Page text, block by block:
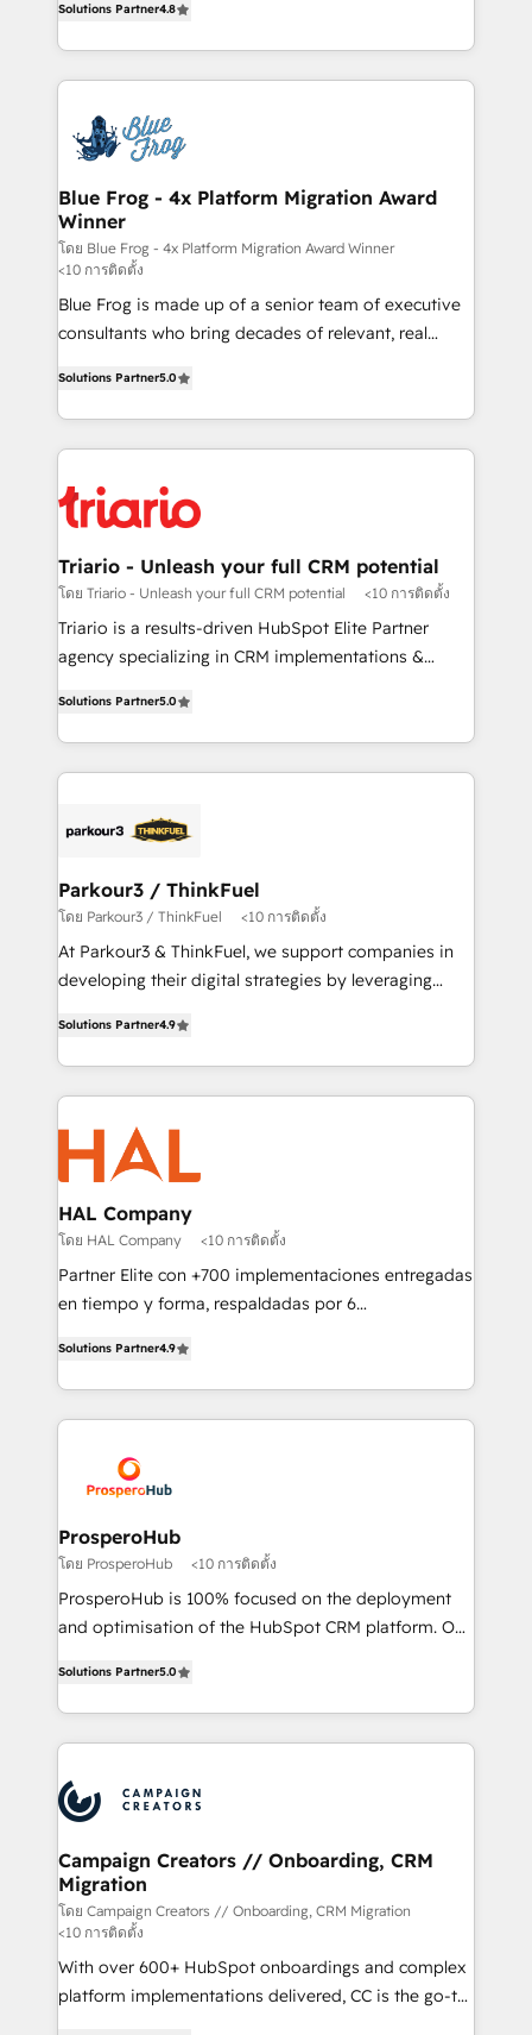
CRM, Solutions Architecture, Onboarding , Data
Migration, Custom Integration & Platform
team of 25+ experts Contact us today to help you
get more from your investment in HubSpot.
maximizing EBITDA and achieving Commercial
Excellence. With our targeted processes, we
strengthen your digital transformation and minimize
Implementation partner, we provide expertise to
drive your business forward. Since 2015 we are fully
dedicated to HubSpot and with an experienced
team (50+), we work with reputable companies in
B2B sectors such as manufacturing, SaaS and
business services. We prepare a customized
business case that demonstrates the value and
impact of your digital transformation, including a
believe in the power of partnership. Together, we
embark on a transformational journey that sets your
business. If not now, when?
Solutions Partner4.8
Blue Frog - 4x Platform Migration Award
Winner
โดย Blue Frog - 4x Platform Migration Award Winner
<10 การติดตั้ง
Blue Frog is made up of a senior team of executive
consultants who bring decades of relevant, real
Frog is a top, trusted partner in HubSpot's
ecosystem for a reason. Their team brings over a
decade of experience to the table, along with deep
for driving growth. They are committed to helping
our customers grow and finding solutions that fit
their unique business needs. We are thrilled to have
Blue Frog in the HubSpot ecosystem leading the
way for customers!" - Yamini Rangan, CEO of
of experience and quality of skilled staff has earned
them a trusted reputation within the HubSpot
Program, HubSpot.
Solutions Partner5.0
Triario - Unleash your full CRM potential
โดย Triario - Unleash your full CRM potential <10 การติดตั้ง
Triario is a results-driven HubSpot Elite Partner
agency specializing in CRM implementations &
Integrations, Custom AI agents and AI-ready Website
Design With over 15 years of experience, we help
companies bridge the gap between marketing, sales,
data hygiene, and tailored HubSpot solutions. Our
a global consultancy with the care and agility of a
boutique firm. At Triario, we’re big enough to deliver
but small enough to listen. Our Services: HubSpot
implementations & data migration Custom AI agents
Website design Let’s turn your CRM into your growth
engine!
Solutions Partner5.0
Parkour3 / ThinkFuel
โดย Parkour3 / ThinkFuel <10 การติดตั้ง
At Parkour3 & ThinkFuel, we support companies in
developing their digital strategies by leveraging
sales processes to generate growth. Our offer spans
from Strategy to Operations. We specialize in CRM
onboarding and implementation, web design, sales
& marketing automation, and digital marketing. With
extensive experience working with tech companies
and manufacturers since 2002, we are committed to
empowering our clients and developing their
autonomy. Get to grips with HubSpot through
guided implementation and seamless integration of
the CRM platform into your digital ecosystem. Would
marketing strategy? We'll provide support tailored
to your needs and sales objectives. With 125+
Accreditations. Based in Canada (coast to coast), our
services are offered in both English & French.
Solutions Partner4.9
HAL Company
โดย HAL Company <10 การติดตั้ง
Partner Elite con +700 implementaciones entregadas
en tiempo y forma, respaldadas por 6
Certified Trainers avalados por HubSpot Academy.
Acompañamos a las empresas en cada etapa de su
crecimiento integrando estrategia, tecnología y
reales. Nos caracterizamos por combinar excelencia
técnica con una mirada estratégica a largo plazo.
Solutions Partner4.9
ProsperoHub
โดย ProsperoHub <10 การติดตั้ง
ProsperoHub is 100% focused on the deployment
and optimisation of the HubSpot CRM platform. Our
ensure that you achieve maximum adoption and
ROI from your HubSpot investment. Use our
extensive HubSpot, sales, marketing, service and
HubSpot journey, design and implement your
processes and skilfully bring your revenue
infrastructure to life. Our collaborative approach
keeps you in control whilst we plan and support the
route to your revenue goals. We have successfully
supported over 500 organisations with HubSpot
implementation, optimisation, training, and
adoption assurance. Our tried and tested Roadmap
Solutions Partner5.0
Campaign Creators // Onboarding, CRM
Migration
โดย Campaign Creators // Onboarding, CRM Migration
<10 การติดตั้ง
With over 600+ HubSpot onboardings and complex
platform implementations delivered, CC is the go-to